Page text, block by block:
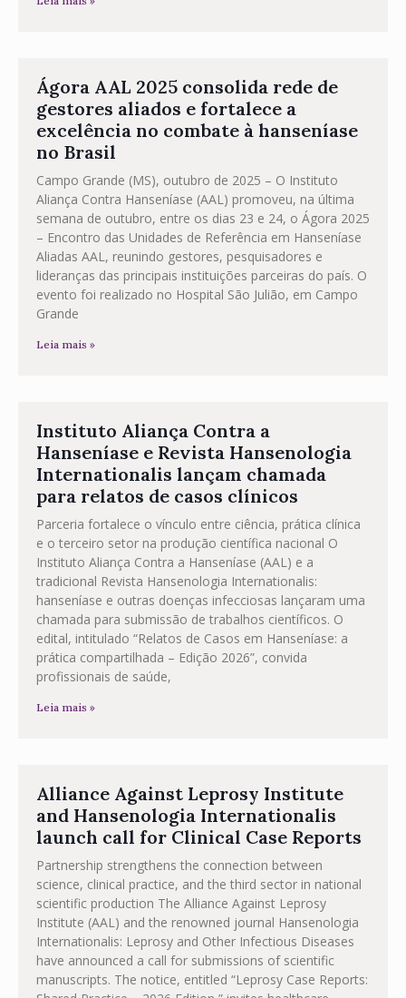
Ágora AAL 2025 consolida rede de
gestores aliados e fortalece a
excelência no combate à hanseníase
no Brasil
Campo Grande (MS), outubro de 2025 – O Instituto
Aliança Contra Hanseníase (AAL) promoveu, na última
semana de outubro, entre os dias 23 e 24, o Ágora 2025
– Encontro das Unidades de Referência em Hanseníase
Aliadas AAL, reunindo gestores, pesquisadores e
lideranças das principais instituições parceiras do país. O
evento foi realizado no Hospital São Julião, em Campo
Grande
Leia mais »
Instituto Aliança Contra a
Hanseníase e Revista Hansenologia
Internationalis lançam chamada
para relatos de casos clínicos
Parceria fortalece o vínculo entre ciência, prática clínica
e o terceiro setor na produção científica nacional O
Instituto Aliança Contra a Hanseníase (AAL) e a
tradicional Revista Hansenologia Internationalis:
hanseníase e outras doenças infecciosas lançaram uma
chamada para submissão de trabalhos científicos. O
edital, intitulado “Relatos de Casos em Hanseníase: a
prática compartilhada – Edição 2026”, convida
profissionais de saúde,
Leia mais »
Alliance Against Leprosy Institute
and Hansenologia Internationalis
launch call for Clinical Case Reports
Partnership strengthens the connection between
science, clinical practice, and the third sector in national
scientific production The Alliance Against Leprosy
Institute (AAL) and the renowned journal Hansenologia
Internationalis: Leprosy and Other Infectious Diseases
have announced a call for submissions of scientific
manuscripts. The notice, entitled “Leprosy Case Reports: